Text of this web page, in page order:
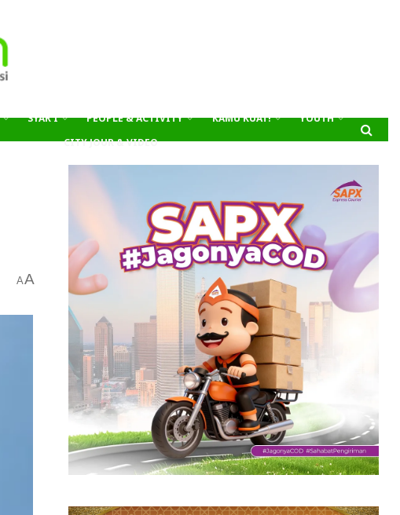
SYAR’I PEOPLE & ACTIVITY KAMU KUAT!
YOUTH
CITY JOUR & VIDEO
AA